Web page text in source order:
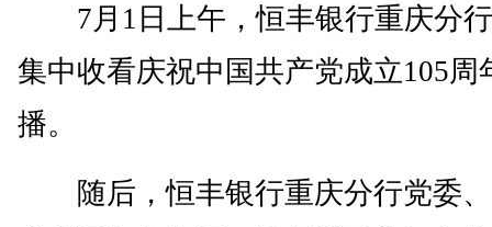
7月1日上午，恒丰银行重庆分行
集中收看庆祝中国共产党成立105周
播。
随后，恒丰银行重庆分行党委、